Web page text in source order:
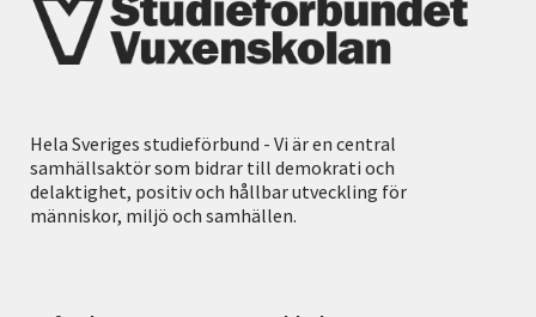
Hela Sveriges studieförbund - Vi är en central
samhällsaktör som bidrar till demokrati och
delaktighet, positiv och hållbar utveckling för
människor, miljö och samhällen.